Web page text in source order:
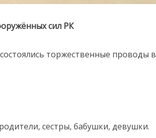
сил РК
торжественные проводы в
сестры, бабушки, девушки.